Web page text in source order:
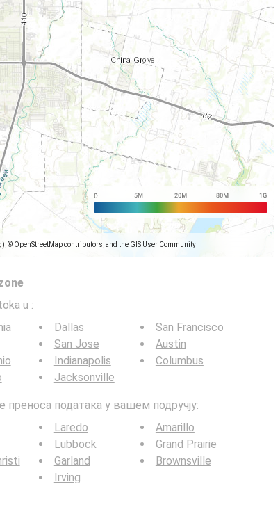
© OpenStreetMap contributors, and the GIS User Community
u :
Dallas
San Jose
Indianapolis
Jacksonville
San Francisco
Austin
Columbus
преноса података у вашем подручју:
Laredo
Lubbock
Garland
Irving
Amarillo
Grand Prairie
Brownsville